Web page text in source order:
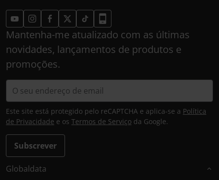
Mantenha-me atualizado com as últimas
novidades, lançamentos de produtos e
promoções.
Subscrever
Este site está protegido pelo reCAPTCHA e aplica-se a Política
de Privacidade e os Termos de Serviço da Google.
Globaldata